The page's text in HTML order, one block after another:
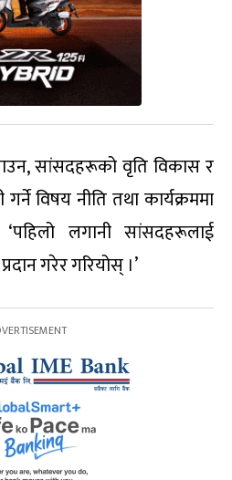
सांसदहरूको वृति विकास र
विषय नीति तथा कार्यक्रममा
लगानी सांसदहरूलाई
गरेर गरियोस् ।’